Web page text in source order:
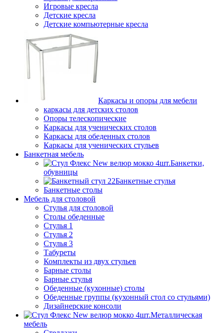
Игровые кресла
Детские кресла
Детские компьютерные кресла
Каркасы и опоры для мебели
каркасы для детских столов
Опоры телескопические
Каркасы для ученических столов
Каркасы для обеденных столов
Каркасы для ученических стульев
Банкетная мебель
Банкетки,
обувницы
Банкетные стулья
Банкетные столы
Мебель для столовой
Стулья для столовой
Столы обеденные
Стулья 1
Стулья 2
Стулья 3
Табуреты
Комплекты из двух стульев
Барные столы
Барные стулья
Обеденные (кухонные) столы
Обеденные группы (кухонный стол со стульями)
Дизайнерские консоли
Металлическая
мебель